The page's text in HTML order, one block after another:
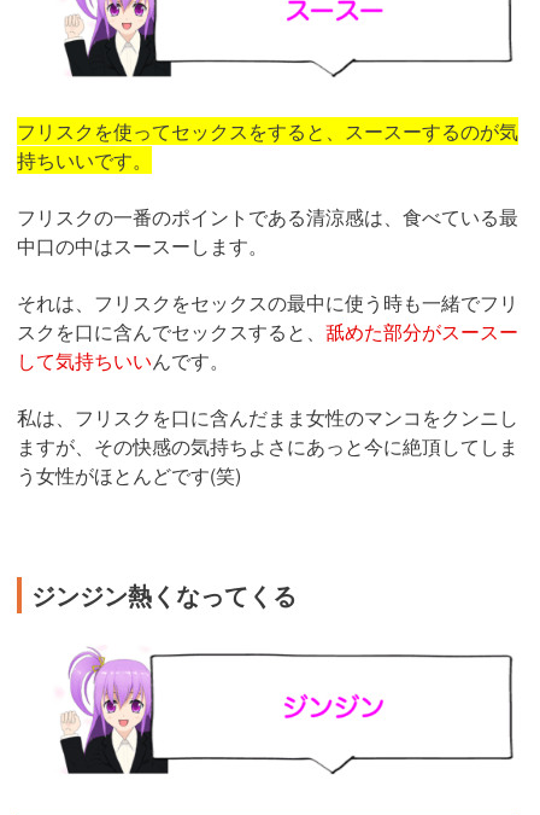
フリスクを使ってセックスをすると、スースーするのが気
持ちいいです。
フリスクの一番のポイントである清涼感は、食べている最
中口の中はスースーします。
それは、フリスクをセックスの最中に使う時も一緒でフリ
スクを口に含んでセックスすると、 舐めた部分がスースー
して気持ちいいんです。
私は、フリスクを口に含んだまま女性のマンコをクンニし
ますが、その快感の気持ちよさにあっと今に絶頂してしま
う女性がほとんどです(笑)
ジンジン熱くなってくる